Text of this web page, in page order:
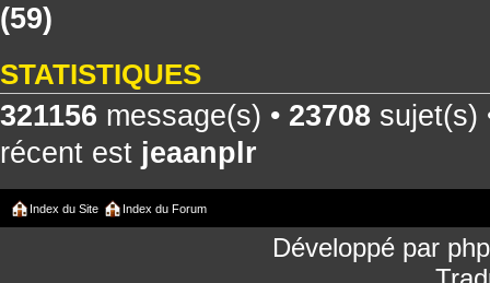
(59)
STATISTIQUES
321156 message(s) • 23708 sujet(s)
récent est jeaanplr
Index du Site Index du Forum
Développé par